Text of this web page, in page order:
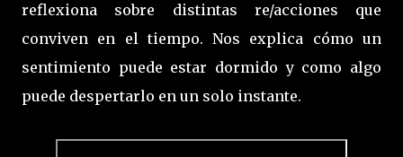
reflexiona sobre distintas re/acciones que
conviven en el tiempo. Nos explica cómo un
sentimiento puede estar dormido y como algo
puede despertarlo en un solo instante.